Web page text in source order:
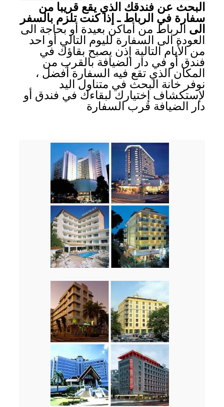
البحث عن فندقك الذي يقع قريبا من
سفارة في الرباط ـ إذا كنت تلزم بالسفر
الى الرباط من أماكن بعيدة أو بحاجة الى
العودة الى السفارة لليوم التالي أو احد
من الأيام التالية إذن يصبح بقاؤك في
فندق أو في دار الضيافة بالقرب من
المكان الذي تقع فيه السفارة أفضل ،
نوفر خانة البحث في متناول اليد
لإستكشاف إختيارك لبقاءك في فندق أو
دار الضيافة قرب السفارة